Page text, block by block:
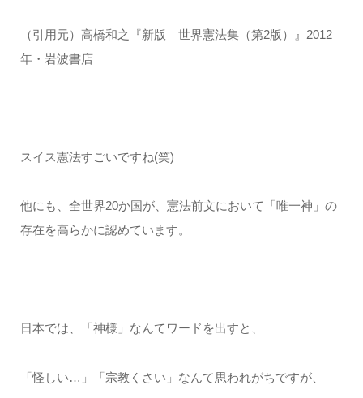
（引用元）高橋和之『新版 世界憲法集（第2版）』2012
年・岩波書店
スイス憲法すごいですね(笑)
他にも、全世界20か国が、憲法前文において「唯一神」の
存在を高らかに認めています。
日本では、「神様」なんてワードを出すと、
「怪しい…」「宗教くさい」なんて思われがちですが、